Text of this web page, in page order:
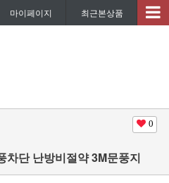
마이페이지 최근본상품
0
차단 난방비절약 3M문풍지